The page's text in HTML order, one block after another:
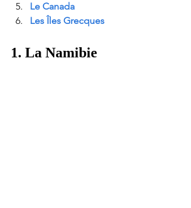
Le Canada
Les Îles Grecques
1. La Namibie